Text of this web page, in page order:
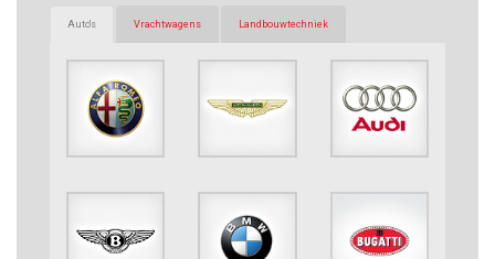
Auto's Vrachtwagens Landbouwtechniek